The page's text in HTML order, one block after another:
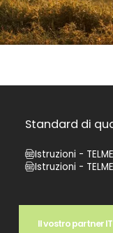
Standard di
Istruzioni -
Istruzioni -
Il vostro partner IT